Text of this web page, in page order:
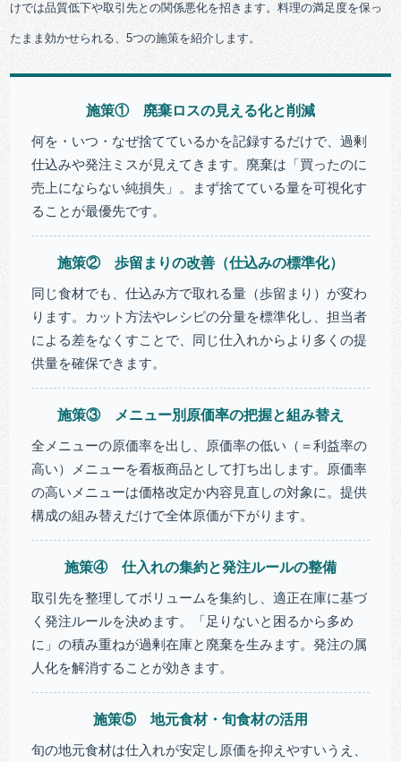
けでは品質低下や取引先との関係悪化を招きます。料理の満足度を保っ
たまま効かせられる、5つの施策を紹介します。
施策① 廃棄ロスの見える化と削減
何を・いつ・なぜ捨てているかを記録するだけで、過剰
仕込みや発注ミスが見えてきます。廃棄は「買ったのに
売上にならない純損失」。まず捨てている量を可視化す
ることが最優先です。
施策② 歩留まりの改善（仕込みの標準化）
同じ食材でも、仕込み方で取れる量（歩留まり）が変わ
ります。カット方法やレシピの分量を標準化し、担当者
による差をなくすことで、同じ仕入れからより多くの提
供量を確保できます。
施策③ メニュー別原価率の把握と組み替え
全メニューの原価率を出し、原価率の低い（＝利益率の
高い）メニューを看板商品として打ち出します。原価率
の高いメニューは価格改定か内容見直しの対象に。提供
構成の組み替えだけで全体原価が下がります。
施策④ 仕入れの集約と発注ルールの整備
取引先を整理してボリュームを集約し、適正在庫に基づ
く発注ルールを決めます。「足りないと困るから多め
に」の積み重ねが過剰在庫と廃棄を生みます。発注の属
人化を解消することが効きます。
施策⑤ 地元食材・旬食材の活用
旬の地元食材は仕入れが安定し原価を抑えやすいうえ、